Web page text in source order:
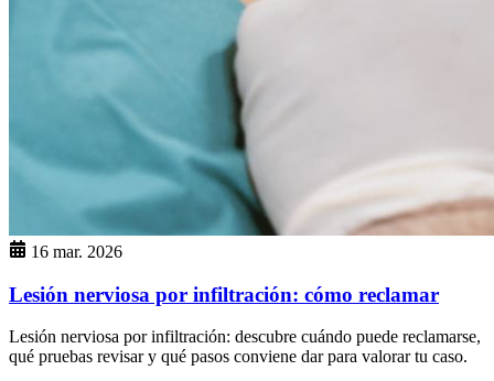
16 mar. 2026
Lesión nerviosa por infiltración: cómo reclamar
Lesión nerviosa por infiltración: descubre cuándo puede reclamarse,
qué pruebas revisar y qué pasos conviene dar para valorar tu caso.